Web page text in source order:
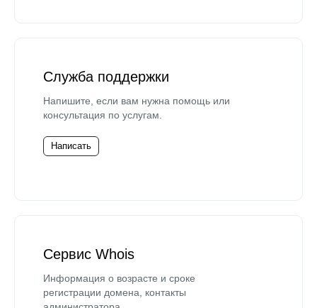
Служба поддержки
Напишите, если вам нужна помощь или
консультация по услугам.
Написать
Сервис Whois
Информация о возрасте и сроке
регистрации домена, контакты